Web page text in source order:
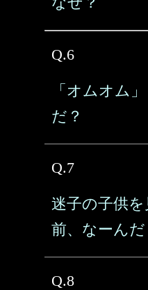
Q.6
「オムオム
だ？
Q.7
迷子の子供
前、なーんだ
Q.8